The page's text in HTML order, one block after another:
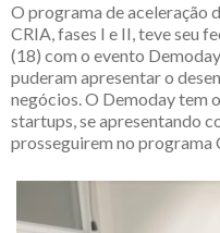
O programa de aceleração
CRIA, fases I e II, teve seu
(18) com o evento
puderam apresentar o
negócios. O Demoday tem
startups, se apresentando
prosseguirem no programa